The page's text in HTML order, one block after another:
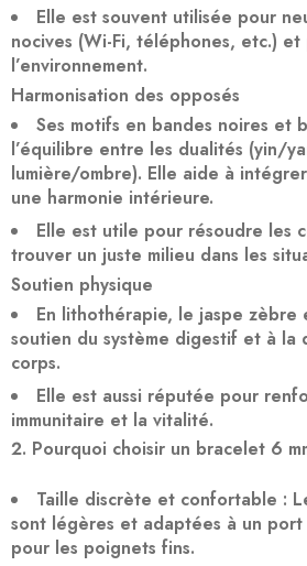
Elle est souvent utilisée pour
nocives (Wi-Fi, téléphones, etc.)
l’environnement.
Harmonisation des opposés
Ses motifs en bandes noires et
l’équilibre entre les dualités (yin/
lumière/ombre). Elle aide à
une harmonie intérieure.
Elle est utile pour résoudre les
trouver un juste milieu dans les
Soutien physique
En lithothérapie, le jaspe zèbre
soutien du système digestif et à la
corps.
Elle est aussi réputée pour
immunitaire et la vitalité.
Pourquoi choisir un bracelet 6
Taille discrète et confortable :
sont légères et adaptées à un
pour les poignets fins.